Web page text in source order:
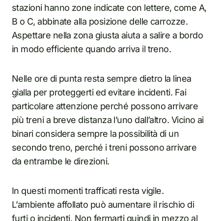
stazioni hanno zone indicate con lettere, come A,
B o C, abbinate alla posizione delle carrozze.
Aspettare nella zona giusta aiuta a salire a bordo
in modo efficiente quando arriva il treno.
Nelle ore di punta resta sempre dietro la linea
gialla per proteggerti ed evitare incidenti. Fai
particolare attenzione perché possono arrivare
più treni a breve distanza l’uno dall’altro. Vicino ai
binari considera sempre la possibilità di un
secondo treno, perché i treni possono arrivare
da entrambe le direzioni.
In questi momenti trafficati resta vigile.
L’ambiente affollato può aumentare il rischio di
furti o incidenti. Non fermarti quindi in mezzo al